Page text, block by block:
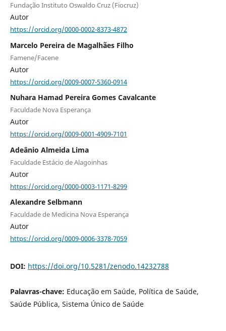
Fundação Instituto Oswaldo Cruz (Fiocruz)
Autor
https://orcid.org/0000-0002-8373-4872
Marcelo Pereira de Magalhães Filho
Famene/Facene
Autor
https://orcid.org/0009-0007-5360-0914
Nuhara Hamad Pereira Gomes Cavalcante
Faculdade Nova Esperança
Autor
https://orcid.org/0009-0001-4909-7101
Adeânio Almeida Lima
Faculdade Estácio de Alagoinhas
Autor
https://orcid.org/0000-0003-1171-8299
Alexandre Selbmann
Faculdade de Medicina Nova Esperança
Autor
https://orcid.org/0009-0006-3378-7059
DOI: https://doi.org/10.5281/zenodo.14232788
Palavras-chave: Educação em Saúde, Política de Saúde,
Saúde Pública, Sistema Único de Saúde